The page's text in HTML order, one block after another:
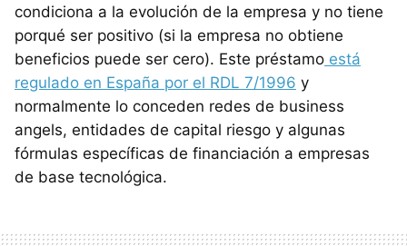
condiciona a la evolución de la empresa y no tiene
porqué ser positivo (si la empresa no obtiene
beneficios puede ser cero). Este préstamo está
regulado en España por el RDL 7/1996 y
normalmente lo conceden redes de business
angels, entidades de capital riesgo y algunas
fórmulas específicas de financiación a empresas
de base tecnológica.